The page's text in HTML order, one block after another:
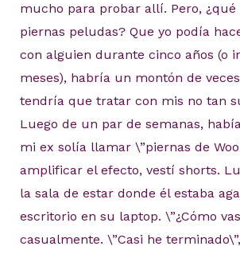
mucho para probar allí. Pero, ¿qué
piernas peludas? Que yo podía
con alguien durante cinco años (o
meses), habría un montón de
tendría que tratar con mis no tan
Luego de un par de semanas,
mi ex solía llamar \”piernas de
amplificar el efecto, vestí shorts.
la sala de estar donde él estaba
escritorio en su laptop. \”¿Cómo
casualmente. \”Casi he